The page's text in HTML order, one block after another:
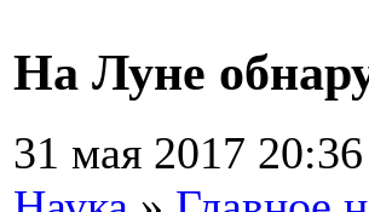
На Луне
31 мая 2017 20:36